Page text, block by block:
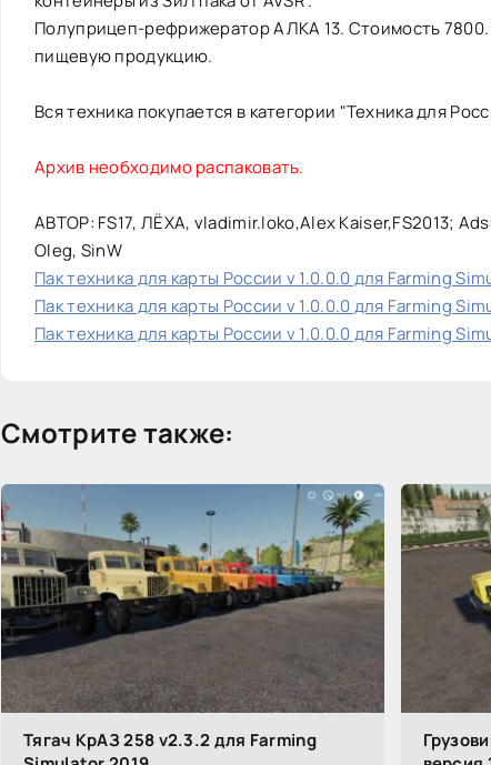
Полуприцеп-рефрижератор АЛКА 13. Стоимость
пищевую продукцию.
Вся техника покупается в категории "Техника для
Архив необходимо распаковать.
АВТОР: FS17, ЛЁХА, vladimir.loko,Alex Kaiser,FS2013;
Oleg, SinW
Пак техника для карты России v 1.0.0.0 для Farming
Пак техника для карты России v 1.0.0.0 для Farming
Пак техника для карты России v 1.0.0.0 для Farming
Смотрите также:
Тягач КрАЗ 258 v2.3.2 для Farming